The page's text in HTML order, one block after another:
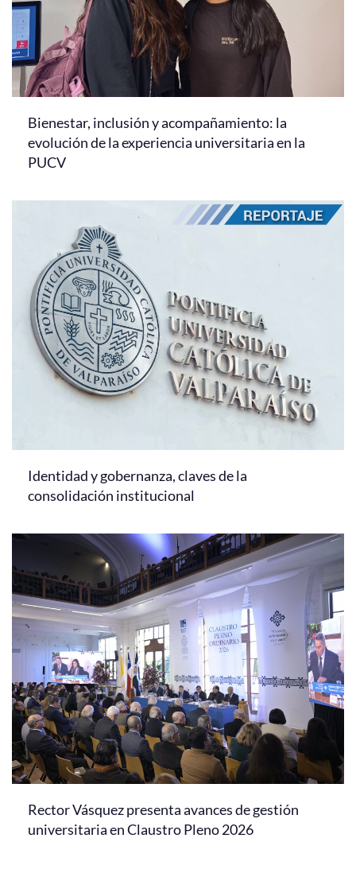
Bienestar, inclusión y acompañamiento: la
evolución de la experiencia universitaria en la
PUCV
Identidad y gobernanza, claves de la
consolidación institucional
Rector Vásquez presenta avances de gestión
universitaria en Claustro Pleno 2026